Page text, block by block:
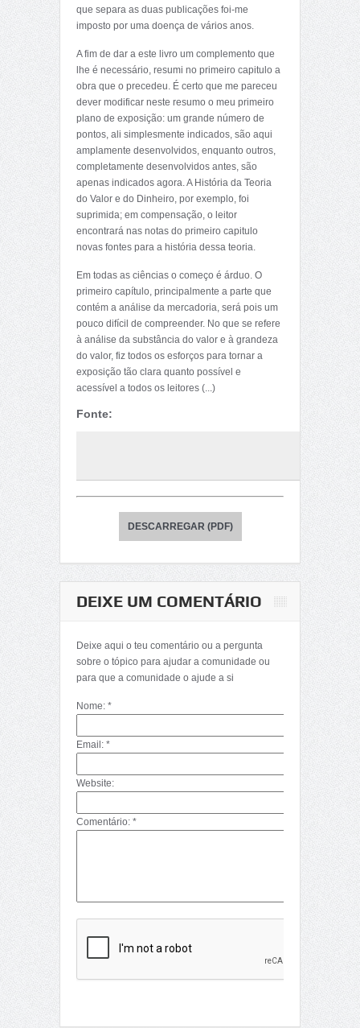
que separa as duas publicações foi-me
imposto por uma doença de vários anos.
A fim de dar a este livro um complemento que
lhe é necessário, resumi no primeiro capitulo a
obra que o precedeu. É certo que me pareceu
dever modificar neste resumo o meu primeiro
plano de exposição: um grande número de
pontos, ali simplesmente indicados, são aqui
amplamente desenvolvidos, enquanto outros,
completamente desenvolvidos antes, são
apenas indicados agora. A História da Teoria
do Valor e do Dinheiro, por exemplo, foi
suprimida; em compensação, o leitor
encontrará nas notas do primeiro capitulo
novas fontes para a história dessa teoria.
Em todas as ciências o começo é árduo. O
primeiro capítulo, principalmente a parte que
contém a análise da mercadoria, será pois um
pouco difícil de compreender. No que se refere
à análise da substância do valor e à grandeza
do valor, fiz todos os esforços para tornar a
exposição tão clara quanto possível e
acessível a todos os leitores (...)
Fonte:
DESCARREGAR (PDF)
DEIXE UM COMENTÁRIO
Deixe aqui o teu comentário ou a pergunta
sobre o tópico para ajudar a comunidade ou
para que a comunidade o ajude a si
Nome: *
Email: *
Website:
Comentário: *